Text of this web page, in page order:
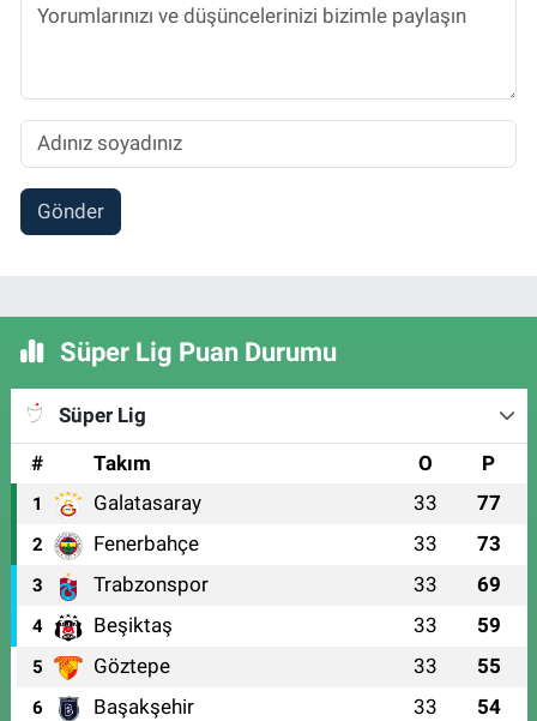
Gönder
Süper Lig Puan Durumu
Süper Lig
#
Takım O P
1 Galatasaray 33 77
2 Fenerbahçe 33 73
3 Trabzonspor 33 69
4 Beşiktaş 33 59
5 Göztepe 33 55
6 Başakşehir 33 54